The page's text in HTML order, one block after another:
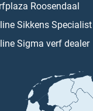
Roosendaal
Sikkens Specialist
Sigma verf dealer